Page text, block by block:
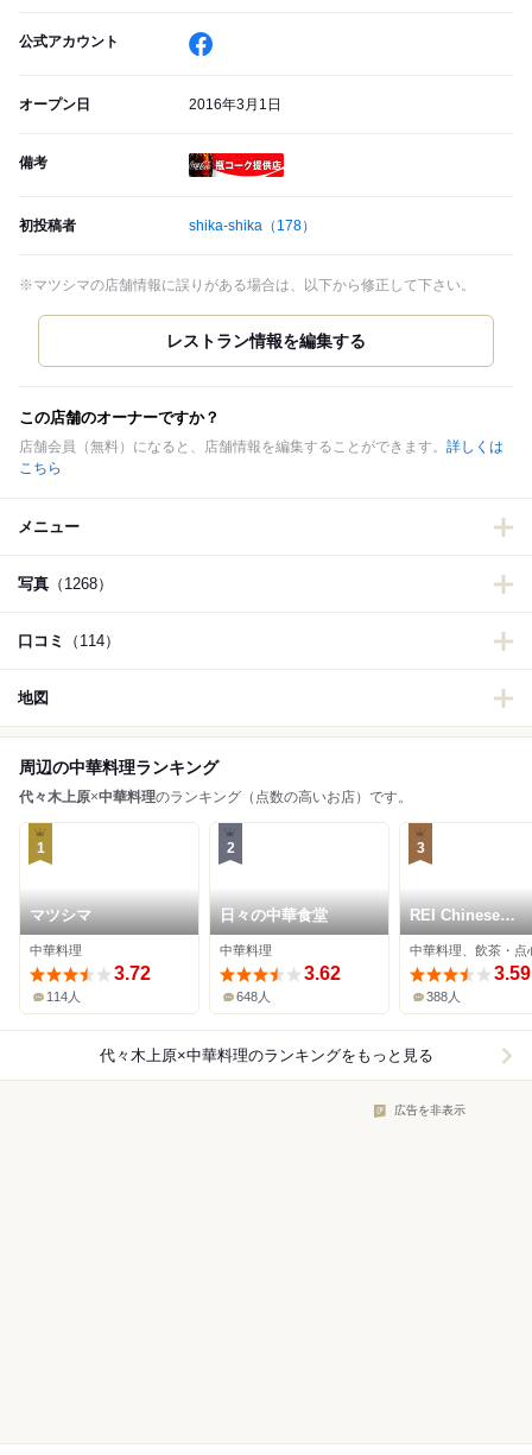
公式アカウント
オープン日 2016年3月1日
備考
初投稿者 shika-shika （178）
※マツシマの店舗情報に誤りがある場合は、以下から修正して下さい。
この店舗のオーナーですか？
店舗会員（無料）になると、店舗情報を編集することができます。 詳しくは
こちら
メニュー
写真 （1268）
口コミ （114）
地図
周辺の中華料理ランキング
代々木上原×中華料理のランキング（点数の高いお店）です。
1
マツシマ
中華料理
3.72
114人
2
日々の中華食堂
中華料理
3.62
648人
3
REI Chinese
restaurants
中華料理、飲茶・点
3.59
388人
代々木上原×中華料理のランキングをもっと見る
広告を非表示